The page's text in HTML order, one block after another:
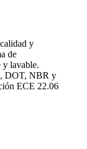
y
de
y lavable.
DOT, NBR y
ECE 22.06